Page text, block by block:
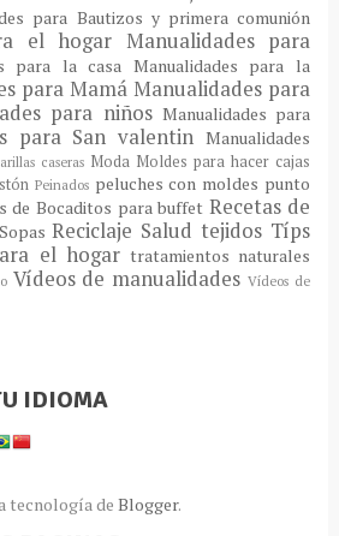
para Bautizos y primera comunión
el hogar Manualidades para
para la casa Manualidades para la
para MamáManualidades para
para niños Manualidades para
para San valentinManualidades
caseras Moda Moldes para hacer cajas
Peinados peluches con moldes punto
de Bocaditos para buffet Recetas de
Reciclaje Saludtejidos Típs
el hogar tratamientos naturales
Vídeos de manualidadesVídeos de
IDIOMA
tecnología de Blogger.